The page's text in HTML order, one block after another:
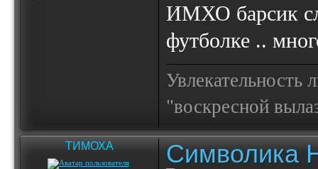
ИМХО барсик
футболке ..
Увлекательность
"воскресной
ТИМОХА Символика